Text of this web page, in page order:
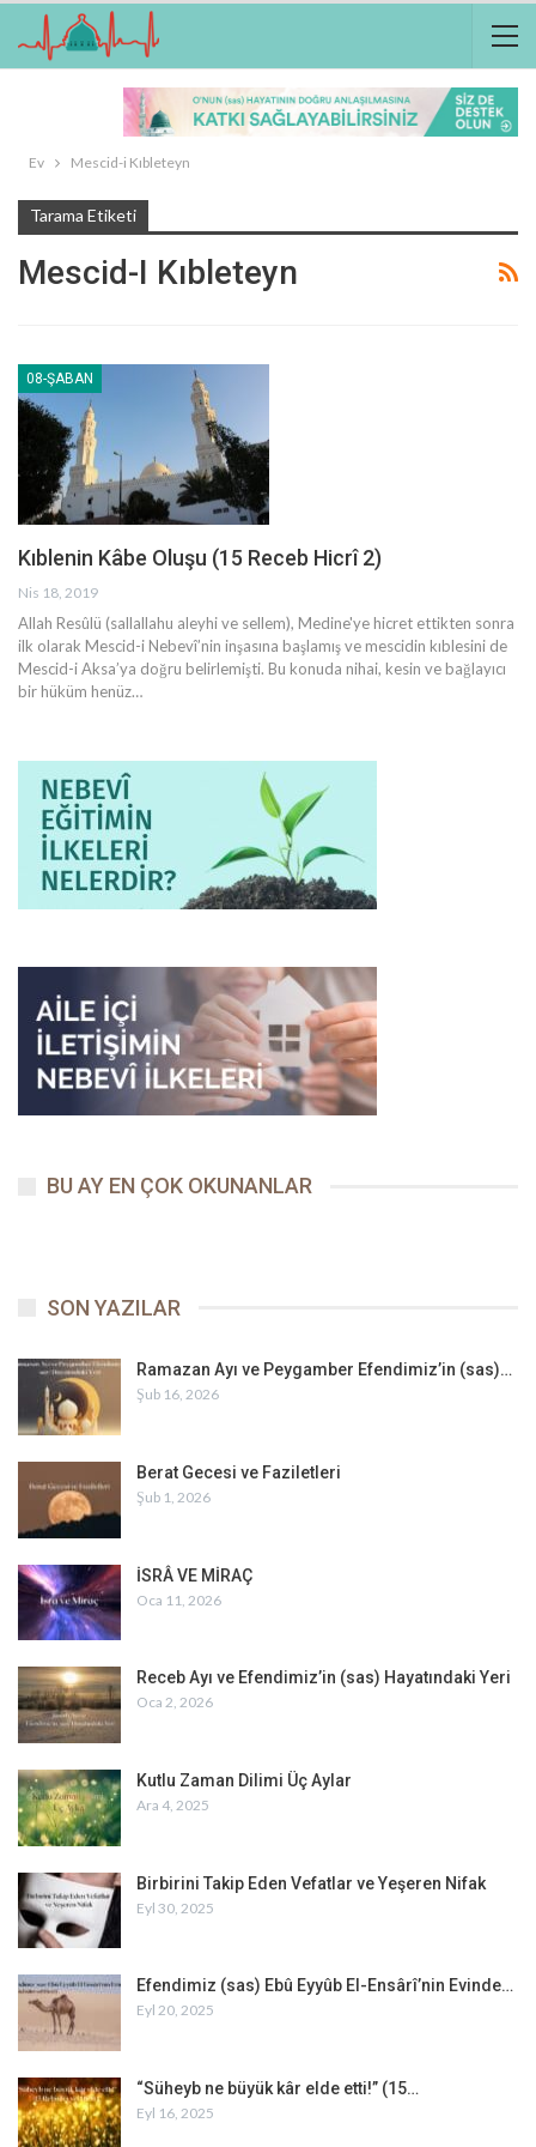
Ev Mescid-i Kıbleteyn
Tarama Etiketi
Mescid-I Kıbleteyn
08-ŞABAN
Kıblenin Kâbe Oluşu (15 Receb Hicrî 2)
Nis 18, 2019
Allah Resûlü (sallallahu aleyhi ve sellem), Medine'ye hicret ettikten sonra
ilk olarak Mescid-i Nebevî’nin inşasına başlamış ve mescidin kıblesini de
Mescid-i Aksa’ya doğru belirlemişti. Bu konuda nihai, kesin ve bağlayıcı
bir hüküm henüz…
BU AY EN ÇOK OKUNANLAR
SON YAZILAR
Ramazan Ayı ve Peygamber Efendimiz’in (sas)…
Şub 16, 2026
Berat Gecesi ve Faziletleri
Şub 1, 2026
İSRÂ VE MİRAÇ
Oca 11, 2026
Receb Ayı ve Efendimiz’in (sas) Hayatındaki Yeri
Oca 2, 2026
Kutlu Zaman Dilimi Üç Aylar
Ara 4, 2025
Birbirini Takip Eden Vefatlar ve Yeşeren Nifak
Eyl 30, 2025
Efendimiz (sas) Ebû Eyyûb El-Ensârî’nin Evinde…
Eyl 20, 2025
“Süheyb ne büyük kâr elde etti!” (15…
Eyl 16, 2025